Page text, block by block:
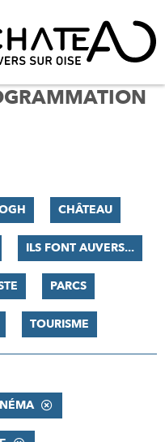
CHÂTEAU
ILS FONT AUVERS...
PARCS
TOURISME